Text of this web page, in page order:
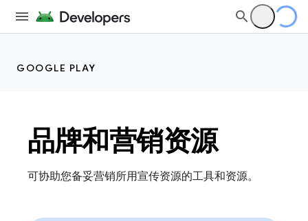
GOOGLE PLAY
品牌和营销资源
可协助您备妥营销所用宣传资源的工具和资源。